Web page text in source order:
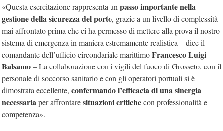
«Questa esercitazione rappresenta un passo importante nella
gestione della sicurezza del porto, grazie a un livello di complessità
mai affrontato prima che ci ha permesso di mettere alla prova il nostro
sistema di emergenza in maniera estremamente realistica – dice il
comandante dell’ufficio circondariale marittimoFrancesco Luigi
Balsamo– La collaborazione con i vigili del fuoco di Grosseto, con il
personale di soccorso sanitario e con gli operatori portuali si è
dimostrata eccellente, confermando l’efficacia di una sinergia
necessariaper affrontaresituazioni critichecon professionalità e
competenza».